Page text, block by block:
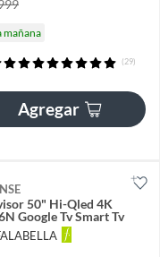
mañana
(29)
Agregar
50" Hi-Qled 4K
Google Tv Smart Tv